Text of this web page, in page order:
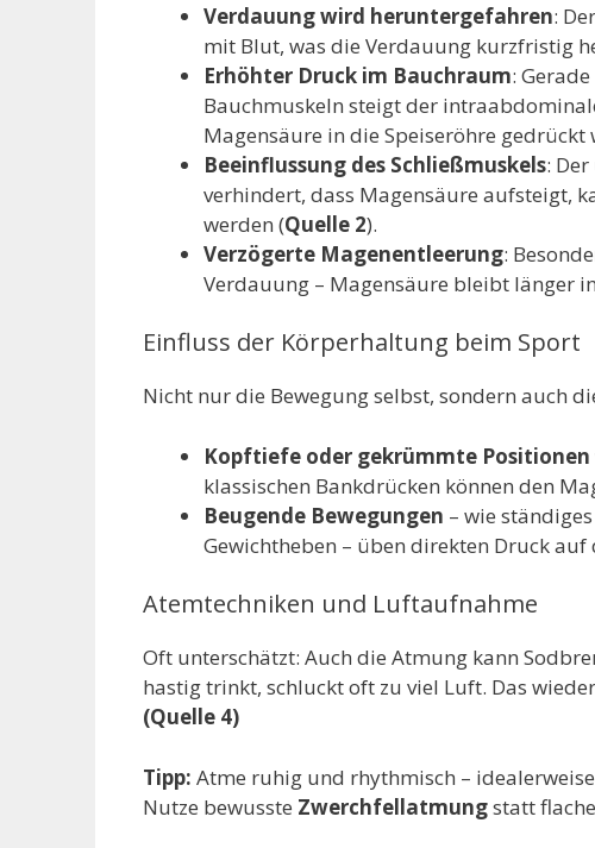
Verdauung wird heruntergefahren:
mit Blut, was die Verdauung kurzfristig
Erhöhter Druck im Bauchraum:
Bauchmuskeln steigt der
Magensäure in die Speiseröhre gedrückt
Beeinflussung des Schließmuskels:
verhindert, dass Magensäure aufsteigt,
werden (Quelle 2).
Verzögerte Magenentleerung:
Verdauung – Magensäure bleibt länger
Einfluss der Körperhaltung beim Sport
Nicht nur die Bewegung selbst, sondern auch
Kopftiefe oder gekrümmte Positionen
klassischen Bankdrücken können den
Beugende Bewegungen – wie
Gewichtheben – üben direkten Druck auf
Atemtechniken und Luftaufnahme
Oft unterschätzt: Auch die Atmung kann
hastig trinkt, schluckt oft zu viel Luft. Das
(Quelle 4)
Tipp: Atme ruhig und rhythmisch – idealerweise
Nutze bewusste Zwerchfellatmungstatt